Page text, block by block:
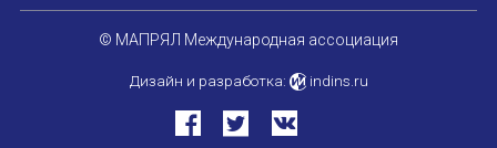
© МАПРЯЛ Международная ассоциация
Дизайн и разработка: indins.ru